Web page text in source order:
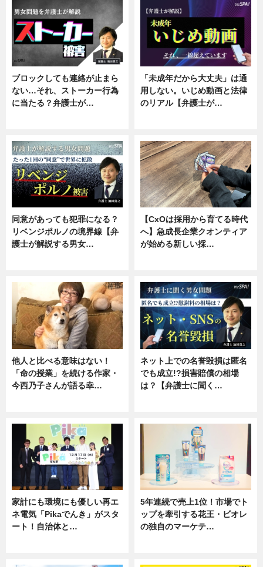
ブロックしても連絡が止まら
ない…それ、ストーカー行為
に当たる？弁護士が…
「未成年だから大丈夫」は通
用しない。いじめ動画と法律
のリアル【弁護士が…
同意があっても犯罪になる？
リベンジポルノの境界線【弁
護士が解説する男女…
【CxOは採用から育てる時代
へ】急成長企業クオンティア
が始める新しい採…
他人と比べる意味はない！
「命の授業」を続ける作家・
今西乃子さんが語る幸…
ネット上での名誉毀損は匿名
でも成立!?損害賠償の相場
は？【弁護士に聞く…
家計にも環境にも優しい再エ
ネ電気「Pikaでんき」がスタ
ート！自治体と…
5年連続で売上1位！市場でト
ップを牽引する花王・ビオレ
の独自のマーケテ…